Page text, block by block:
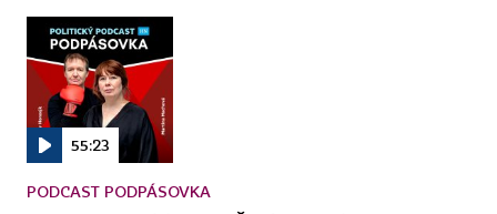
55:23
PODCAST PODPÁSOVKA